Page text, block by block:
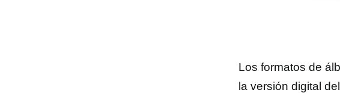
Los formatos de
la versión digital